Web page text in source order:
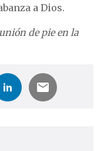
a Dios.
de pie en la